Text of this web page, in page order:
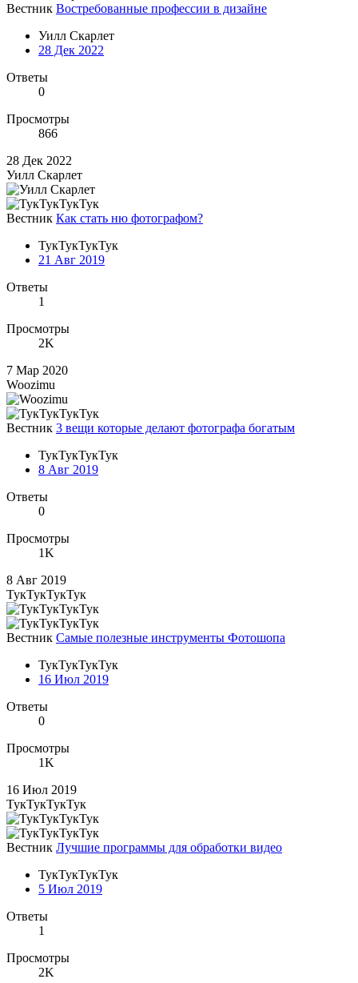
Вестник Востребованные профессии в дизайне
Уилл Скарлет
28 Дек 2022
Ответы
0
Просмотры
866
28 Дек 2022
Уилл Скарлет
Вестник Как стать ню фотографом?
ТукТукТукТук
21 Авг 2019
Ответы
1
Просмотры
2K
7 Мар 2020
Woozimu
Вестник 3 вещи которые делают фотографа богатым
ТукТукТукТук
8 Авг 2019
Ответы
0
Просмотры
1K
8 Авг 2019
ТукТукТукТук
Вестник Самые полезные инструменты Фотошопа
ТукТукТукТук
16 Июл 2019
Ответы
0
Просмотры
1K
16 Июл 2019
ТукТукТукТук
Вестник Лучшие программы для обработки видео
ТукТукТукТук
5 Июл 2019
Ответы
1
Просмотры
2K